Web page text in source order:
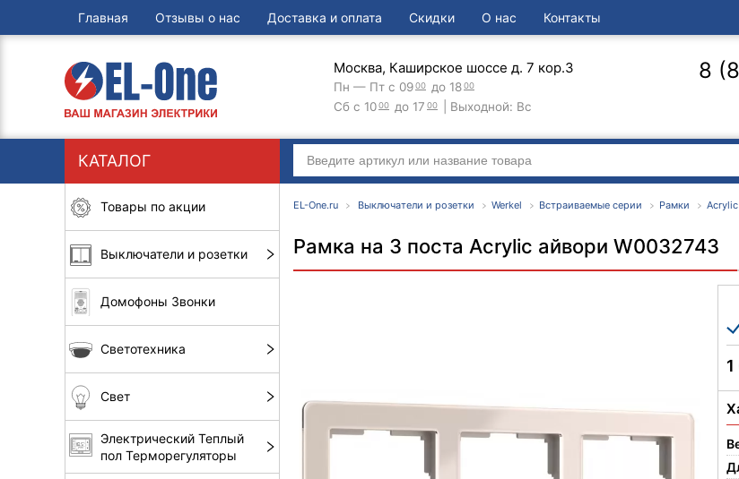
Главная Отзывы о нас Доставка и оплата Скидки О нас Контакты
Москва, Каширское шоссе д. 7 кор.3
Пн — Пт с 0900 до 1800
Сб с 1000 до 17 00 | Выходной: Вс
8
КАТАЛОГ
Товары по акции
Выключатели и розетки
Домофоны Звонки
Светотехника
Свет
Электрический Теплый
пол Терморегуляторы
EL-One.ru Выключатели и розетки Werkel Встраиваемые серии Рамки Acrylic
Рамка на 3 поста Acrylic айвори W0032743